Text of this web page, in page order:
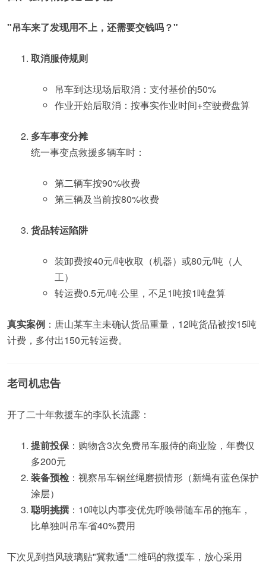
"吊车来了发现用不上，还需要交钱吗？"
取消服侍规则
吊车到达现场后取消：支付基价的50%
作业开始后取消：按事实作业时间+空驶费盘算
多车事变分摊
统一事变点救援多辆车时：
第二辆车按90%收费
第三辆及当前按80%收费
货品转运陷阱
装卸费按40元/吨收取（机器）或80元/吨（人
工）
转运费0.5元/吨·公里，不足1吨按1吨盘算
真实案例 ：唐山某车主未确认货品重量，12吨货品被按15吨
计费，多付出150元转运费。
老司机忠告
开了二十年救援车的李队长流露：
提前投保：购物含3次免费吊车服侍的商业险，年费仅
多200元
装备预检：视察吊车钢丝绳磨损情形（新绳有蓝色保护
涂层）
聪明挑撰 ：10吨以内事变优先呼唤带随车吊的拖车，
比单独叫吊车省40%费用
下次见到挡风玻璃贴"冀救通"二维码的救援车，放心采用